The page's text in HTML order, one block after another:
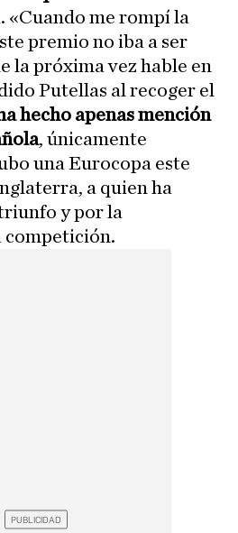
«Cuando me rompí la
premio no iba a ser
la próxima vez hable en
Putellas al recoger el
hecho apenas mención
, únicamente
una Eurocopa este
a quien ha
y por la
competición.